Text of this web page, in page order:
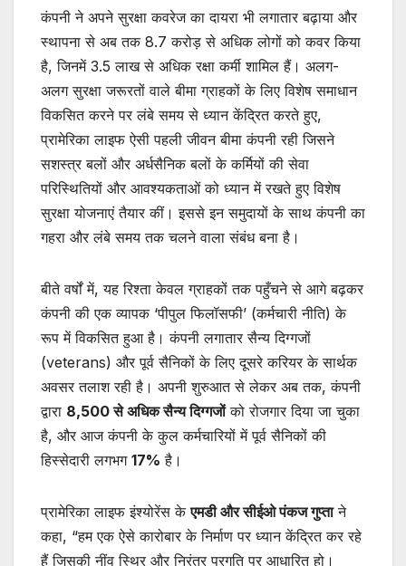
कंपनी ने अपने सुरक्षा कवरेज का दायरा भी लगातार बढ़ाया और
स्थापना से अब तक 8.7 करोड़ से अधिक लोगों को कवर किया
है, जिनमें 3.5 लाख से अधिक रक्षा कर्मी शामिल हैं। अलग-
अलग सुरक्षा जरूरतों वाले बीमा ग्राहकों के लिए विशेष समाधान
विकसित करने पर लंबे समय से ध्यान केंद्रित करते हुए,
प्रामेरिका लाइफ ऐसी पहली जीवन बीमा कंपनी रही जिसने
सशस्त्र बलों और अर्धसैनिक बलों के कर्मियों की सेवा
परिस्थितियों और आवश्यकताओं को ध्यान में रखते हुए विशेष
सुरक्षा योजनाएं तैयार कीं। इससे इन समुदायों के साथ कंपनी का
गहरा और लंबे समय तक चलने वाला संबंध बना है।
बीते वर्षों में, यह रिश्ता केवल ग्राहकों तक पहुँचने से आगे बढ़कर
कंपनी की एक व्यापक ‘पीपुल फिलॉसफी’ (कर्मचारी नीति) के
रूप में विकसित हुआ है। कंपनी लगातार सैन्य दिग्गजों
(veterans) और पूर्व सैनिकों के लिए दूसरे करियर के सार्थक
अवसर तलाश रही है। अपनी शुरुआत से लेकर अब तक, कंपनी
द्वारा 8,500से अधिक सैन्य दिग्गजोंको रोजगार दिया जा चुका
है, और आज कंपनी के कुल कर्मचारियों में पूर्व सैनिकों की
हिस्सेदारी लगभग 17% है।
प्रामेरिका लाइफ इंश्योरेंस केएमडी और सीईओ पंकज गुप्ताने
कहा, “हम एक ऐसे कारोबार के निर्माण पर ध्यान केंद्रित कर रहे
हैं जिसकी नींव स्थिर और निरंतर प्रगति पर आधारित हो।